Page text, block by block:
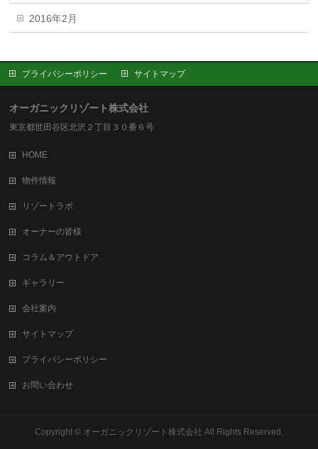
2016年2月
プライバシーポリシー サイトマップ
オーガニックリゾート株式会社
東京都世田谷区北沢２丁目３０番６号
HOME
物件情報
リゾートラボ
オーナーの皆様
コラム＆アウトドア
ギャラリー
会社案内
サイトマップ
プライバシーポリシー
お問い合わせ
Copyright © オーガニックリゾート株式会社 All Rights Reserved.